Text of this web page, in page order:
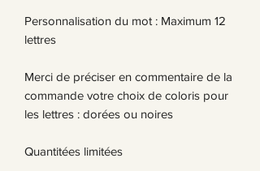
Personnalisation du mot : Maximum 12
lettres
Merci de préciser en commentaire de la
commande votre choix de coloris pour
les lettres : dorées ou noires
Quantitées limitées